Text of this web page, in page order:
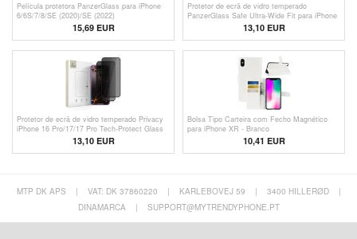
Película protetora PanzerGlass para iPhone
6/6S/7/8/SE (2020)/SE (2022)
15,69EUR
Protetor de ecrã de vidro temperado
PanzerGlass Safe Ultra-Wide Fit para iPhone
17e/16e/14/13/13 Pro - 9H - Transparente
13,10 EUR
Protetor de ecrã de vidro temperado Privacy
iPhone 16 Pro/17/17 Pro Tech-Protect Glass
Spy+ - 2 unid. - Preto13,10 EUR
Bolsa Tipo Carteira com Fecho Magnético
para iPhone XR - Branco
10,41 EUR
MTP DK APS | VAT: DK 37860220 | KARLEBOVEJ 59 | 3400 HILLERØD
|
DINAMARCA
| SUPPORT@MYTRENDYPHONE.PT